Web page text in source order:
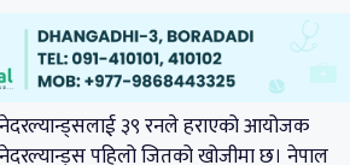
३९ रनले हराएको आयोजक
पहिलो जितको खोजीमा छ। नेपाल